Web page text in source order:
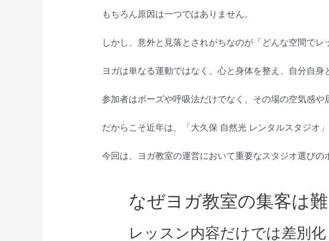
もちろん原因は一つではありません。
しかし、意外と見落とされがちなのが「どんな空間でレ
ヨガは単なる運動ではなく、心と身体を整え、自分自身
参加者はポーズや呼吸法だけでなく、その場の空気感や
だからこそ近年は、「大久保 自然光 レンタルスタジオ
今回は、ヨガ教室の運営において重要なスタジオ選びの
なぜヨガ教室の集客は
レッスン内容だけでは差別